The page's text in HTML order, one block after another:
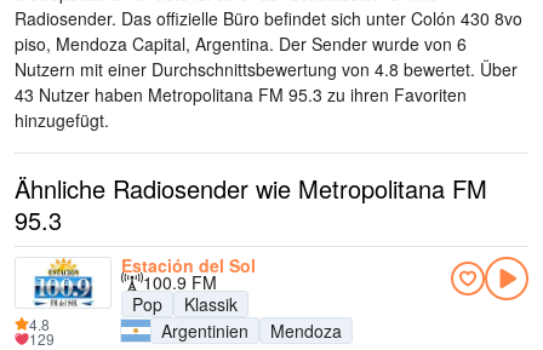
Radiosender. Das offizielle Büro befindet sich unter Colón 430 8vo
piso, Mendoza Capital, Argentina. Der Sender wurde von 6
Nutzern mit einer Durchschnittsbewertung von 4.8 bewertet. Über
43 Nutzer haben Metropolitana FM 95.3 zu ihren Favoriten
hinzugefügt.
Ähnliche Radiosender wie Metropolitana FM
95.3
Estación del Sol
100.9 FM
Pop
Klassik
Argentinien
Mendoza
4.8
129